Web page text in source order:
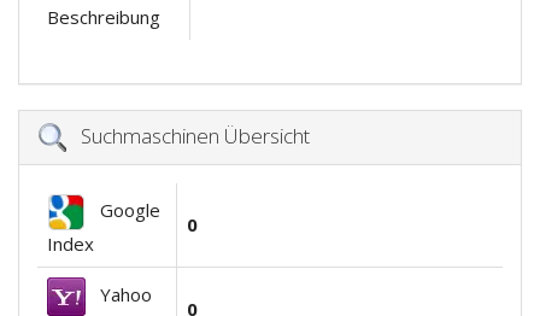
Beschreibung
Suchmaschinen Übersicht
Google
Index
0
Yahoo
0